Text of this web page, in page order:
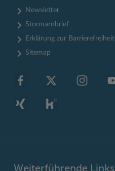
Newsletter
Stormarnbrief
Erklärung zur Barrierefreiheit
Sitemap
Weiterführende Links